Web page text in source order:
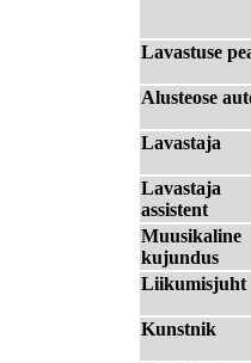
Lavastuse
Alusteose
Lavastaja
Lavastaja
assistent
Muusikaline
kujundus
Liikumisjuht
Kunstnik